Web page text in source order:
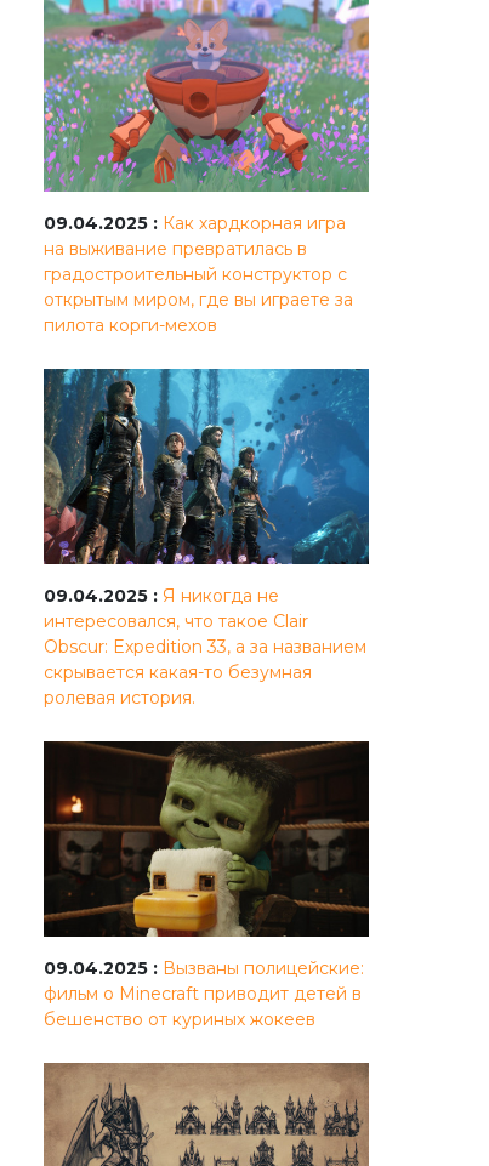
09.04.2025 : Как хардкорная игра
на выживание превратилась в
градостроительный конструктор с
открытым миром, где вы играете за
пилота корги-мехов
09.04.2025 : Я никогда не
интересовался, что такое Clair
Obscur: Expedition 33, а за названием
скрывается какая-то безумная
ролевая история.
09.04.2025 : Вызваны полицейские:
фильм о Minecraft приводит детей в
бешенство от куриных жокеев